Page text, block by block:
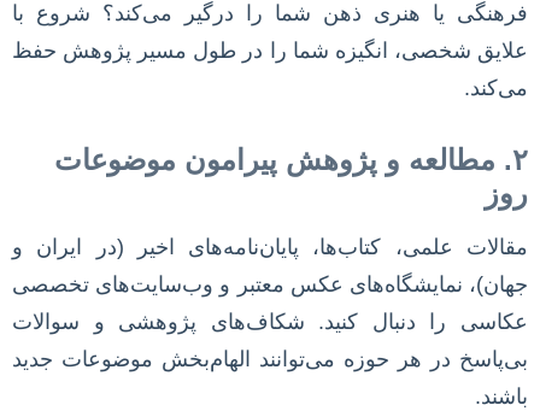
فرهنگی یا هنری ذهن شما را درگیر می‌کند؟ شروع با
علایق شخصی، انگیزه شما را در طول مسیر پژوهش حفظ
می‌کند.
۲. مطالعه و پژوهش پیرامون موضوعات
روز
مقالات علمی، کتاب‌ها، پایان‌نامه‌های اخیر (در ایران و
جهان)، نمایشگاه‌های عکس معتبر و وب‌سایت‌های تخصصی
عکاسی را دنبال کنید. شکاف‌های پژوهشی و سوالات
بی‌پاسخ در هر حوزه می‌توانند الهام‌بخش موضوعات جدید
باشند.